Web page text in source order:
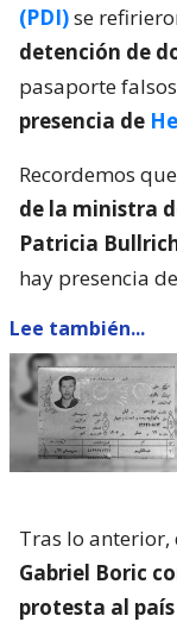
(PDI)se
detención de
pasaporte
presencia de
Recordemos
de la ministra
Patricia
hay presencia
Lee también...
Tras lo anterior,
Gabriel Boric
protesta al